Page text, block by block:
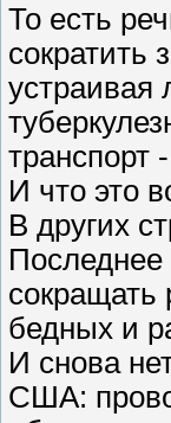
То есть
сократить
устраивая
транспорт
И что это
В других
сокращать
бедных и
И снова
США: